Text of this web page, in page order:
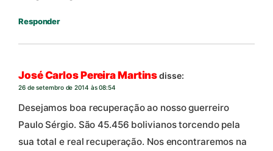
Responder
José Carlos Pereira Martinsdisse:
26 de setembro de 2014 às 08:54
Desejamos boa recuperação ao nosso guerreiro
Paulo Sérgio. São 45.456 bolivianos torcendo pela
sua total e real recuperação. Nos encontraremos na